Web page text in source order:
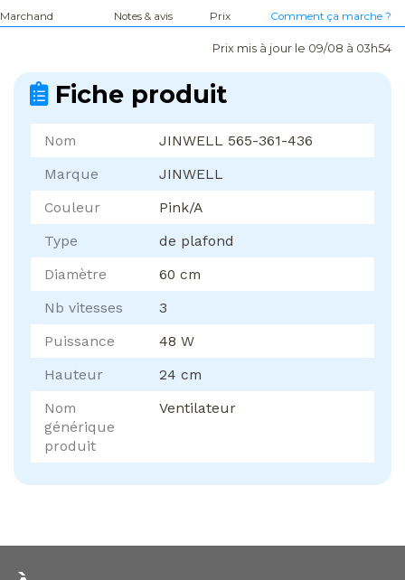
Marchand Notes & avis Prix Comment ça marche ?
Prix mis à jour le 09/08 à 03h54
Fiche produit
Nom
JINWELL 565-361-436
Marque
JINWELL
Couleur
Pink/A
Type
de plafond
Diamètre
60 cm
Nb vitesses
3
Puissance
48 W
Hauteur
24 cm
Nom
générique
produit
Ventilateur